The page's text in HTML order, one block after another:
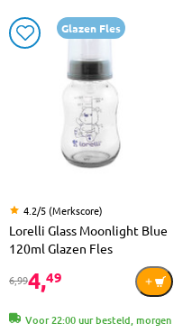
Glazen Fles
4.2/5 (Merkscore)
Lorelli Glass Moonlight Blue
120ml Glazen Fles
6,994,49
Voor 22:00 uur besteld, morgen